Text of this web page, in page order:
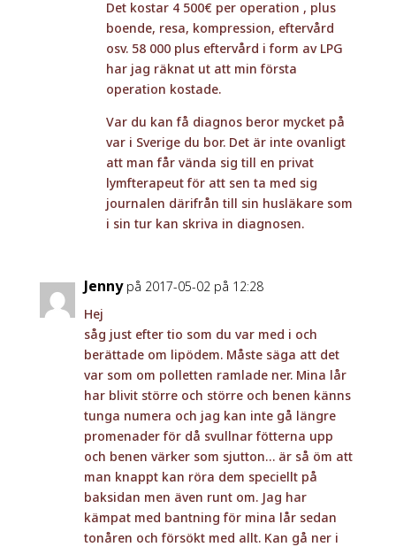
Det kostar 4 500€ per operation , plus
boende, resa, kompression, eftervård
osv. 58 000 plus eftervård i form av LPG
har jag räknat ut att min första
operation kostade.
Var du kan få diagnos beror mycket på
var i Sverige du bor. Det är inte ovanligt
att man får vända sig till en privat
lymfterapeut för att sen ta med sig
journalen därifrån till sin husläkare som
i sin tur kan skriva in diagnosen.
Jenny på 2017-05-02 på 12:28
Hej
såg just efter tio som du var med i och
berättade om lipödem. Måste säga att det
var som om polletten ramlade ner. Mina lår
har blivit större och större och benen känns
tunga numera och jag kan inte gå längre
promenader för då svullnar fötterna upp
och benen värker som sjutton… är så öm att
man knappt kan röra dem speciellt på
baksidan men även runt om. Jag har
kämpat med bantning för mina lår sedan
tonåren och försökt med allt. Kan gå ner i